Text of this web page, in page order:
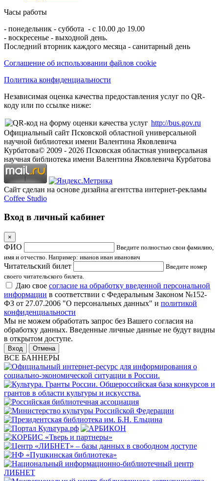
Часы работы
- понедельник - суббота - с 10.00 до 19.00
- воскресенье - выходной день.
Последний вторник каждого месяца - санитарный день
Соглашение об использовании файлов cookie
Политика конфиденциальности
Независимая оценка качества предоставления услуг по QR-
коду или по ссылке ниже:
http://bus.gov.ru
Официальный сайт Псковской областной универсальной
научной библиотеки имени Валентина Яковлевича
Курбатова© 2009 - 2026 Псковская областная универсальная
научная библиотека имени Валентина Яковлевича Курбатова
Сайт сделан на основе дизайна агентства интернет-рекламы
Coffee Studio
Вход в личный кабинет
×
ФИО
Введите полностью свои фамилию,
имя и отчество. Например: иванов иван иванович
Читательский билет
Введите номер
своего читательского билета.
Даю свое согласие на обработку введенной персональной
информации в соответствии с Федеральным Законом №152-
ФЗ от 27.07.2006 "О персональных данных" и политикой
конфиденциальности
Мы не можем обработать запрос без Вашего согласия на
обработку данных. Введенные личные данные не будут видны
в открытом доступе.
Отмена
ВСЕ БАННЕРЫ